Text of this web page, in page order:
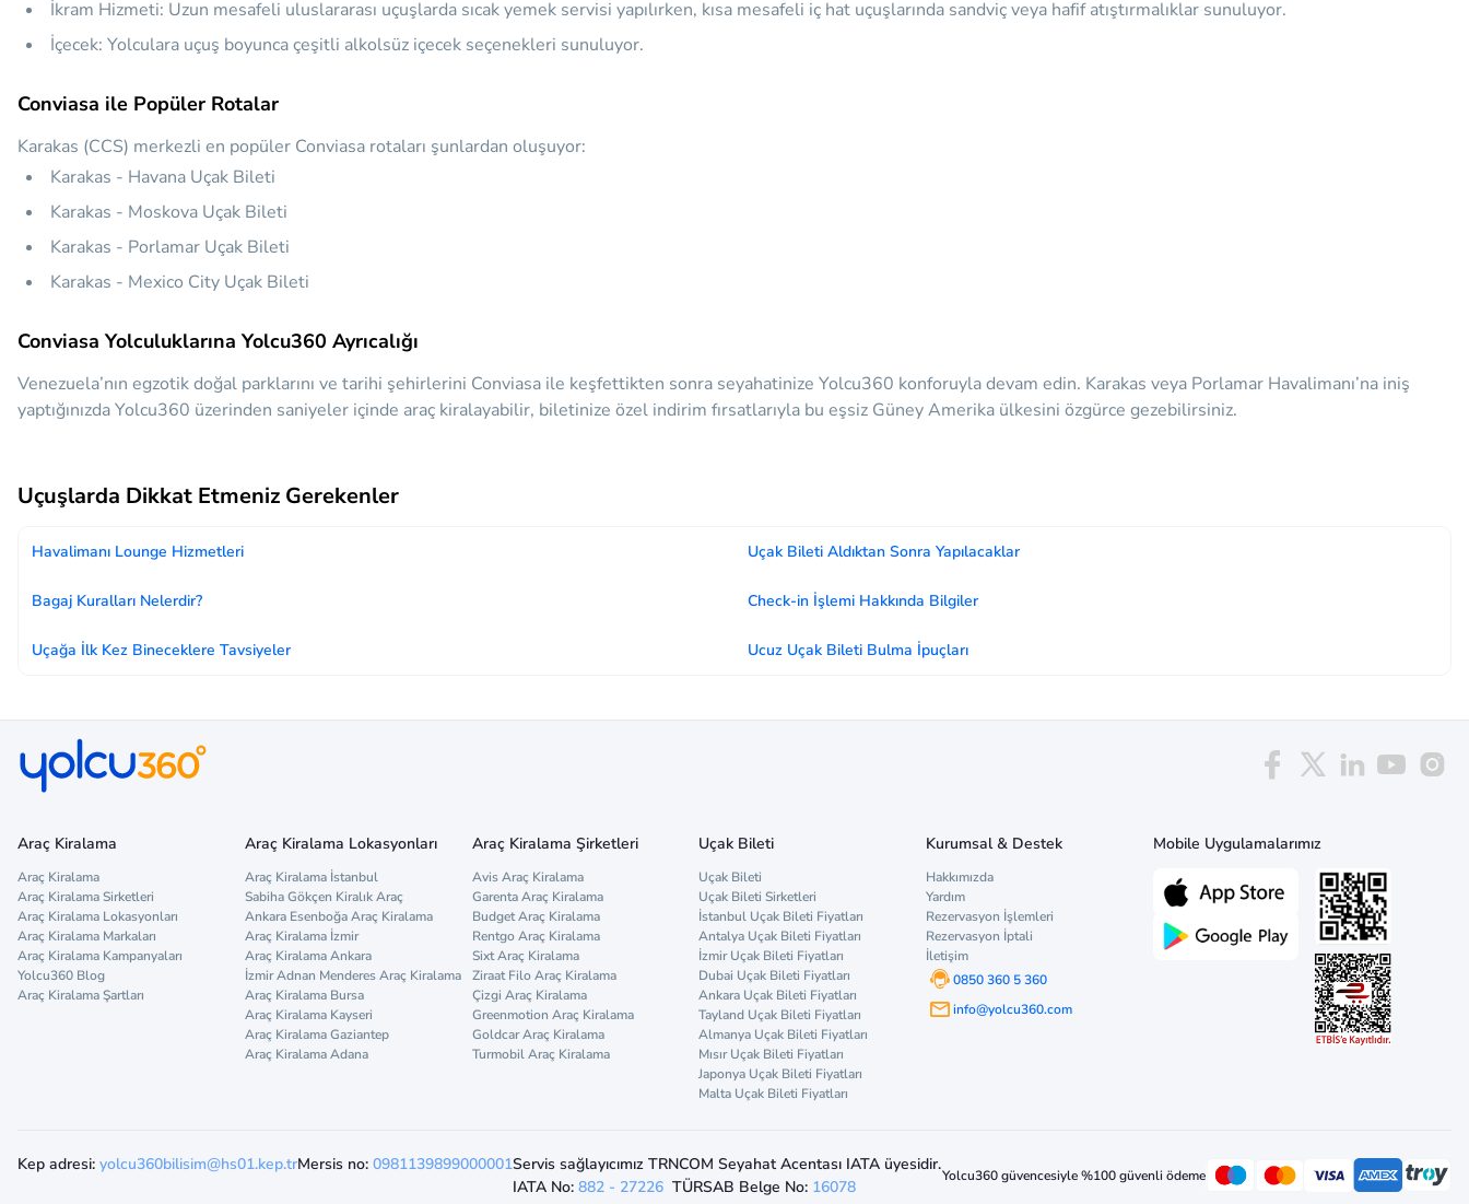
İkram Hizmeti: Uzun mesafeli uluslararası uçuşlarda sıcak yemek servisi yapılırken, kısa mesafeli iç hat uçuşlarında sandviç veya hafif atıştırmalıklar sunuluyor.
İçecek: Yolculara uçuş boyunca çeşitli alkolsüz içecek seçenekleri sunuluyor.
Conviasa ile Popüler Rotalar
Karakas (CCS) merkezli en popüler Conviasa rotaları şunlardan oluşuyor:
Karakas - Havana Uçak Bileti
Karakas - Moskova Uçak Bileti
Karakas - Porlamar Uçak Bileti
Karakas - Mexico City Uçak Bileti
Conviasa Yolculuklarına Yolcu360 Ayrıcalığı
Venezuela’nın egzotik doğal parklarını ve tarihi şehirlerini Conviasa ile keşfettikten sonra seyahatinize Yolcu360 konforuyla devam edin. Karakas veya Porlamar Havalimanı’na iniş
yaptığınızda Yolcu360 üzerinden saniyeler içinde araç kiralayabilir, biletinize özel indirim fırsatlarıyla bu eşsiz Güney Amerika ülkesini özgürce gezebilirsiniz.
Uçuşlarda Dikkat Etmeniz Gerekenler
Havalimanı Lounge Hizmetleri Uçak Bileti Aldıktan Sonra Yapılacaklar
Bagaj Kuralları Nelerdir? Check-in İşlemi Hakkında Bilgiler
Uçağa İlk Kez Bineceklere Tavsiyeler Ucuz Uçak Bileti Bulma İpuçları
Araç Kiralama
Araç Kiralama
Araç Kiralama Sirketleri
Araç Kiralama Lokasyonları
Araç Kiralama Markaları
Araç Kiralama Kampanyaları
Yolcu360 Blog
Araç Kiralama Şartları
Araç Kiralama Lokasyonları
Araç Kiralama İstanbul
Sabiha Gökçen Kiralık Araç
Ankara Esenboğa Araç Kiralama
Araç Kiralama İzmir
Araç Kiralama Ankara
İzmir Adnan Menderes Araç Kiralama
Araç Kiralama Bursa
Araç Kiralama Kayseri
Araç Kiralama Gaziantep
Araç Kiralama Adana
Araç Kiralama Şirketleri
Avis Araç Kiralama
Garenta Araç Kiralama
Budget Araç Kiralama
Rentgo Araç Kiralama
Sixt Araç Kiralama
Ziraat Filo Araç Kiralama
Çizgi Araç Kiralama
Greenmotion Araç Kiralama
Goldcar Araç Kiralama
Turmobil Araç Kiralama
Uçak Bileti
Uçak Bileti
Uçak Bileti Sirketleri
İstanbul Uçak Bileti Fiyatları
Antalya Uçak Bileti Fiyatları
İzmir Uçak Bileti Fiyatları
Dubai Uçak Bileti Fiyatları
Ankara Uçak Bileti Fiyatları
Tayland Uçak Bileti Fiyatları
Almanya Uçak Bileti Fiyatları
Mısır Uçak Bileti Fiyatları
Japonya Uçak Bileti Fiyatları
Malta Uçak Bileti Fiyatları
Kurumsal & Destek
Hakkımızda
Yardım
Rezervasyon İşlemleri
Rezervasyon İptali
İletişim
0850 360 5 360
info@yolcu360.com
Mobile Uygulamalarımız
Kep adresi: yolcu360bilisim@hs01.kep.trMersis no: 0981139899000001Servis sağlayıcımız TRNCOM Seyahat Acentası IATA üyesidir.
IATA No: 882 - 27226 TÜRSAB Belge No: 16078
Yolcu360 güvencesiyle %100 güvenli ödeme